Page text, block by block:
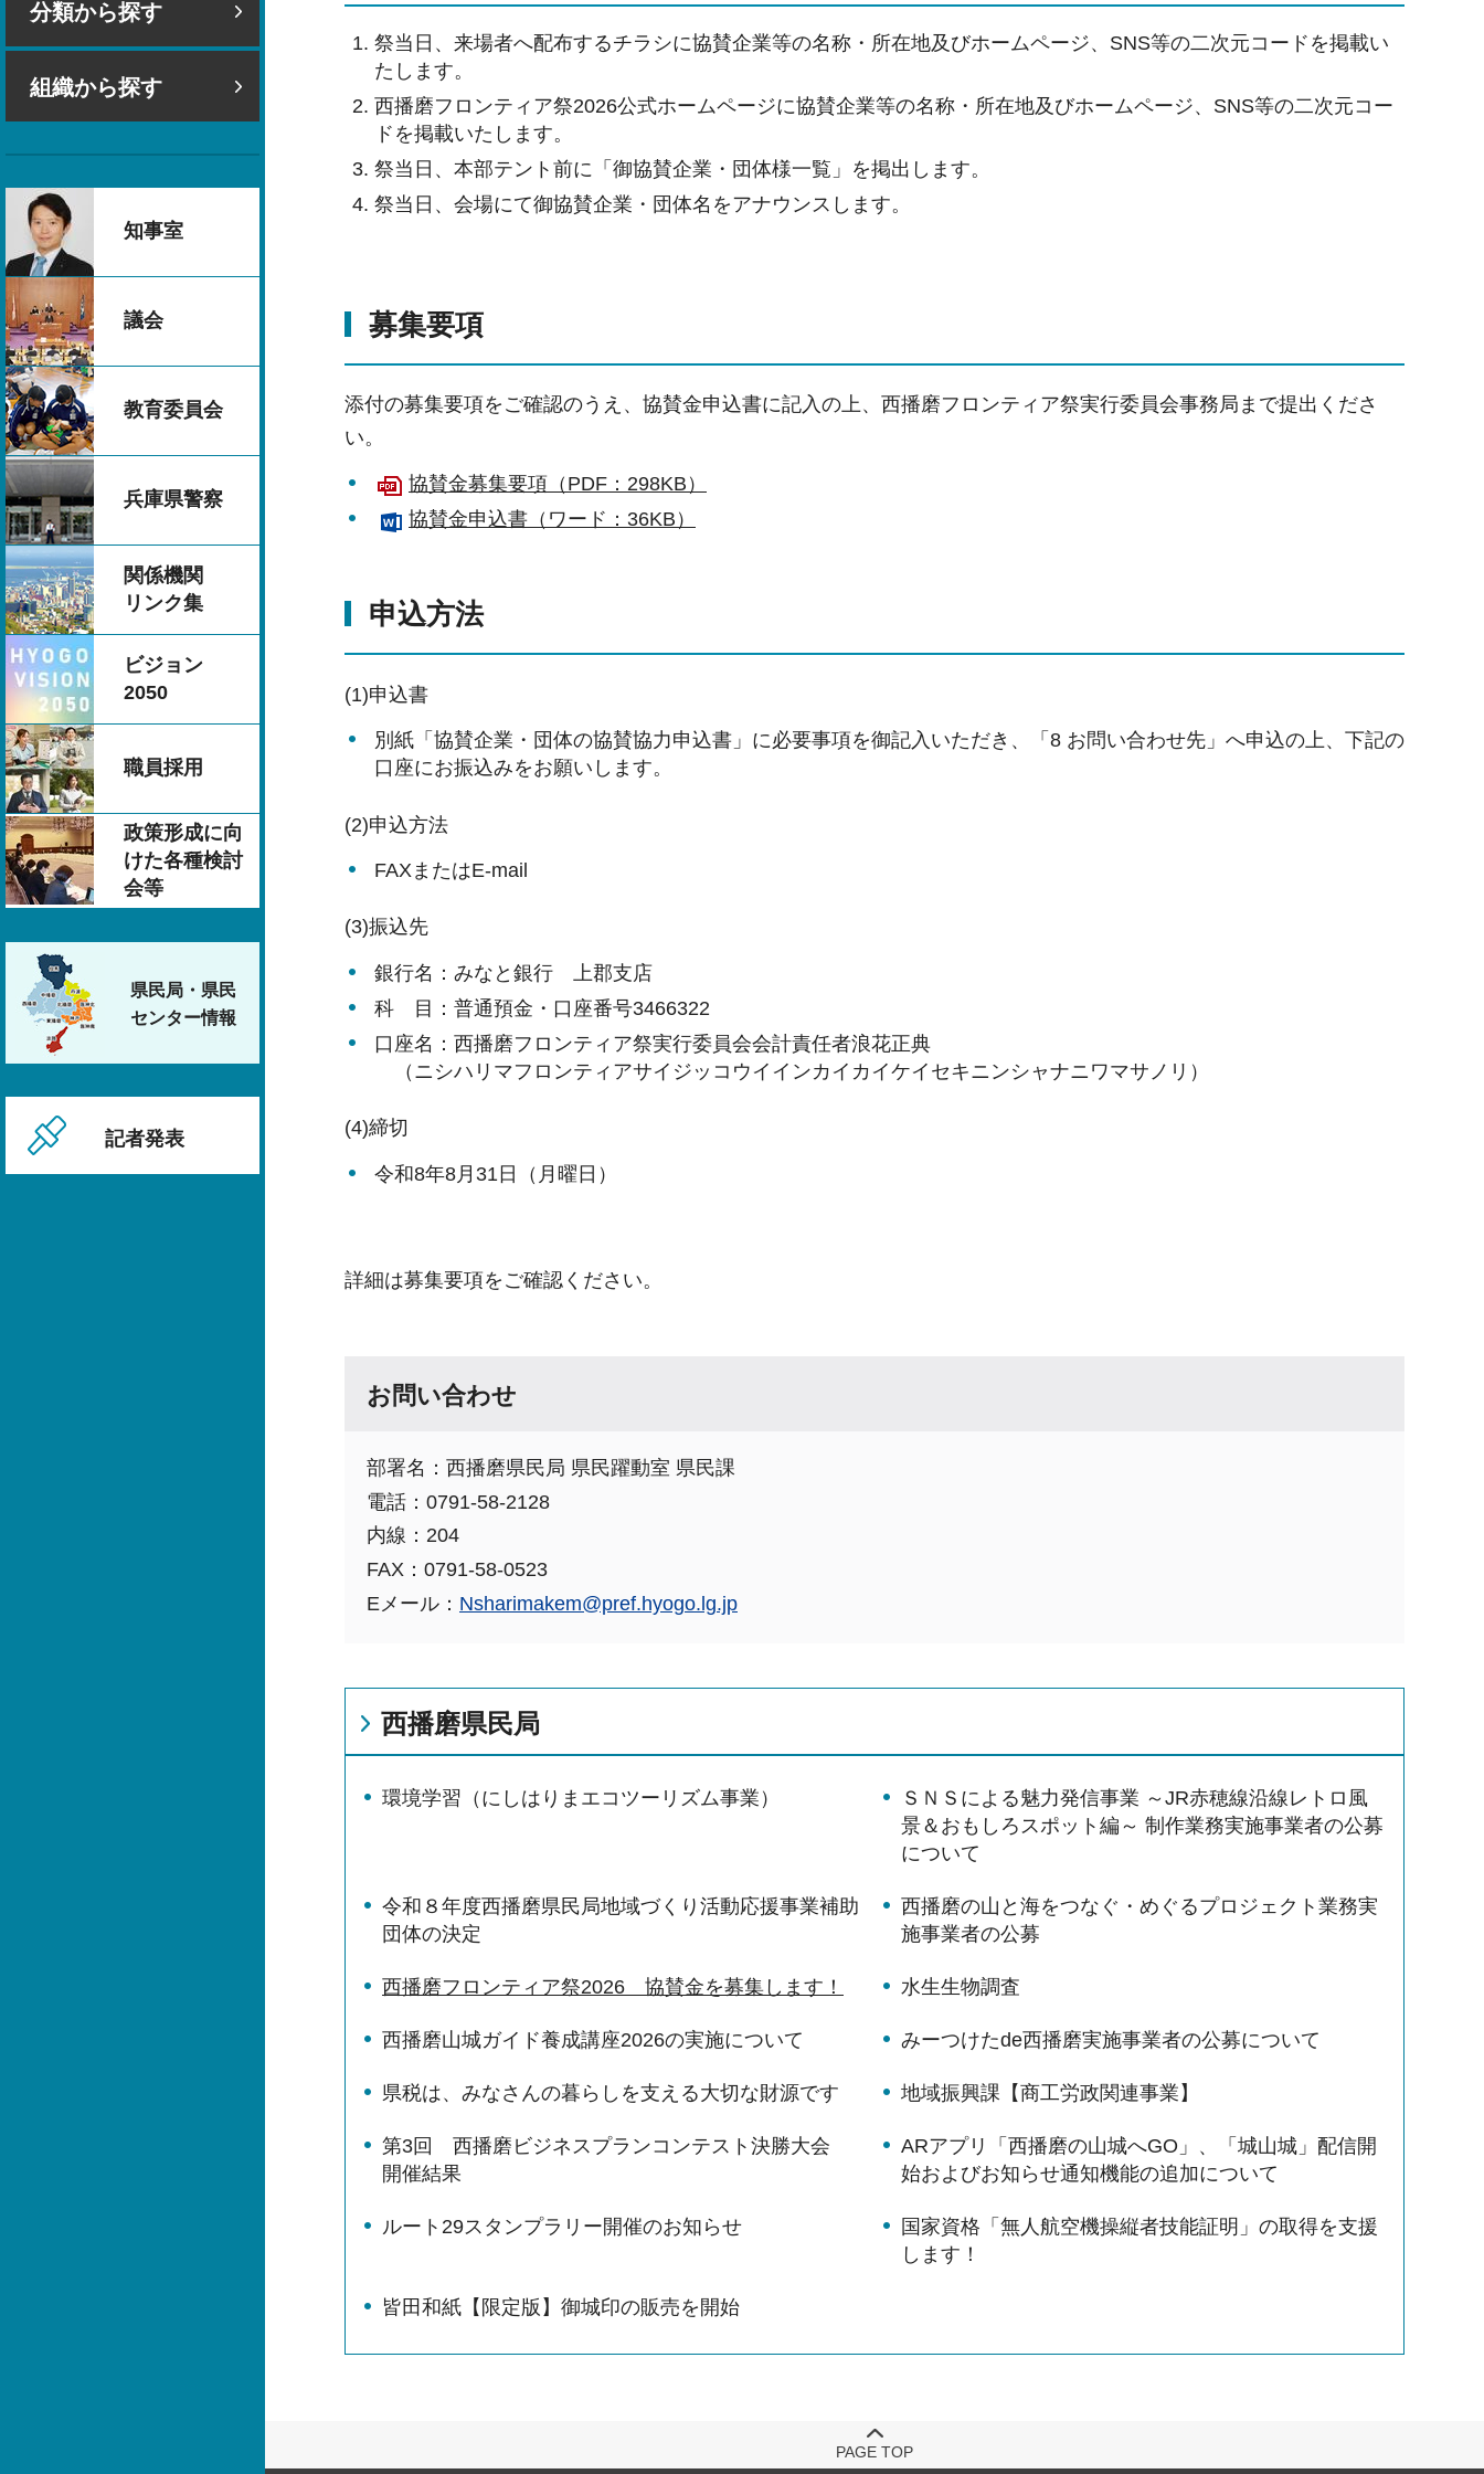
分類から探す
組織から探す
知事室
議会
教育委員会
兵庫県警察
関係機関
リンク集
ビジョン
2050
職員採用
政策形成に向
けた各種検討
会等
県民局・県民
センター情報
記者発表
祭当日、来場者へ配布するチラシに協賛企業等の名称・所在地及びホームページ、SNS等の二次元コードを掲載い
たします。
西播磨フロンティア祭2026公式ホームページに協賛企業等の名称・所在地及びホームページ、SNS等の二次元コー
ドを掲載いたします。
祭当日、本部テント前に「御協賛企業・団体様一覧」を掲出します。
祭当日、会場にて御協賛企業・団体名をアナウンスします。
募集要項
添付の募集要項をご確認のうえ、協賛金申込書に記入の上、西播磨フロンティア祭実行委員会事務局まで提出くださ
い。
協賛金募集要項（PDF：298KB）
協賛金申込書（ワード：36KB）
申込方法
(1)申込書
別紙「協賛企業・団体の協賛協力申込書」に必要事項を御記入いただき、「8 お問い合わせ先」へ申込の上、下記の
口座にお振込みをお願いします。
(2)申込方法
FAXまたはE-mail
(3)振込先
銀行名：みなと銀行 上郡支店
科 目：普通預金・口座番号3466322
口座名：西播磨フロンティア祭実行委員会会計責任者浪花正典
（ニシハリマフロンティアサイジッコウイインカイカイケイセキニンシャナニワマサノリ）
(4)締切
令和8年8月31日（月曜日）
詳細は募集要項をご確認ください。
お問い合わせ
部署名：西播磨県民局 県民躍動室 県民課
電話：0791-58-2128
内線：204
FAX：0791-58-0523
Eメール： Nsharimakem@pref.hyogo.lg.jp
西播磨県民局
環境学習（にしはりまエコツーリズム事業）
ＳＮＳによる魅力発信事業 ～JR赤穂線沿線レトロ風
景＆おもしろスポット編～ 制作業務実施事業者の公募
について
令和８年度西播磨県民局地域づくり活動応援事業補助
団体の決定
西播磨の山と海をつなぐ・めぐるプロジェクト業務実
施事業者の公募
西播磨フロンティア祭2026 協賛金を募集します！ 水生生物調査
西播磨山城ガイド養成講座2026の実施について みーつけたde西播磨実施事業者の公募について
県税は、みなさんの暮らしを支える大切な財源です 地域振興課【商工労政関連事業】
第3回 西播磨ビジネスプランコンテスト決勝大会
開催結果
ARアプリ「西播磨の山城へGO」、「城山城」配信開
始およびお知らせ通知機能の追加について
ルート29スタンプラリー開催のお知らせ
国家資格「無人航空機操縦者技能証明」の取得を支援
します！
皆田和紙【限定版】御城印の販売を開始
PAGE TOP